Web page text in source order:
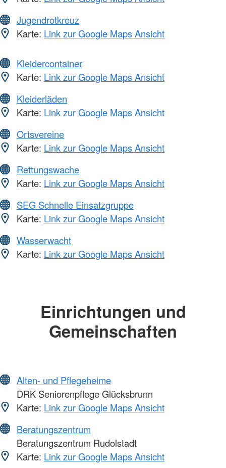
Jugendrotkreuz
Karte: Link zur Google Maps Ansicht
Kleidercontainer
Karte: Link zur Google Maps Ansicht
Kleiderläden
Karte: Link zur Google Maps Ansicht
Ortsvereine
Karte: Link zur Google Maps Ansicht
Rettungswache
Karte: Link zur Google Maps Ansicht
SEG Schnelle Einsatzgruppe
Karte: Link zur Google Maps Ansicht
Wasserwacht
Karte: Link zur Google Maps Ansicht
Einrichtungen und
Gemeinschaften
Alten- und Pflegeheime
DRK Seniorenpflege Glücksbrunn
Karte: Link zur Google Maps Ansicht
Beratungszentrum
Beratungszentrum Rudolstadt
Karte: Link zur Google Maps Ansicht